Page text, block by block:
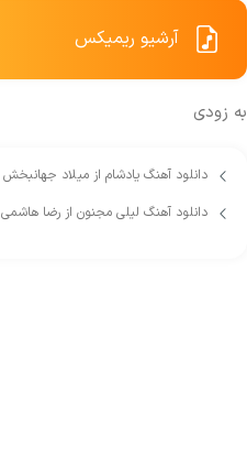
آرشیو ریمیکس
به زودی
دانلود آهنگ یادشام از میلاد جهانبخش
دانلود آهنگ لیلی مجنون از رضا هاشمی